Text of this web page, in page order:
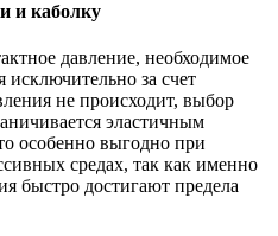
и каболку
давление, необходимое
исключительно за счет
не происходит, выбор
эластичным
особенно выгодно при
средах, так как именно
быстро достигают предела